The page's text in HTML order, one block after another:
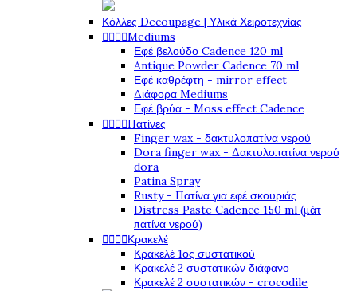
Κόλλες Decoupage | Υλικά Χειροτεχνίας
Mediums
Εφέ βελούδο Cadence 120 ml
Antique Powder Cadence 70 ml
Εφέ καθρέφτη - mirror effect
Διάφορα Mediums
Εφέ βρύα - Moss effect Cadence
Πατίνες
Finger wax - δακτυλοπατίνα νερού
Dora finger wax - Δακτυλοπατίνα νερού
dora
Patina Spray
Rusty - Πατίνα για εφέ σκουριάς
Distress Paste Cadence 150 ml (μάτ
πατίνα νερού)
Κρακελέ
Κρακελέ 1ος συστατικού
Κρακελέ 2 συστατικών διάφανο
Κρακελέ 2 συστατικών - crocodile